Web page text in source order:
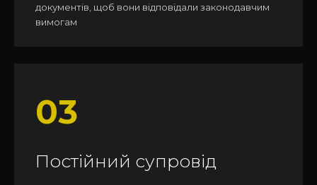
документів, щоб вони відповідали законодавчим
вимогам
03
Постійний супровід